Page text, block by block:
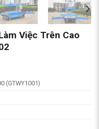
Việc Trên Cao
(GTWY1001)